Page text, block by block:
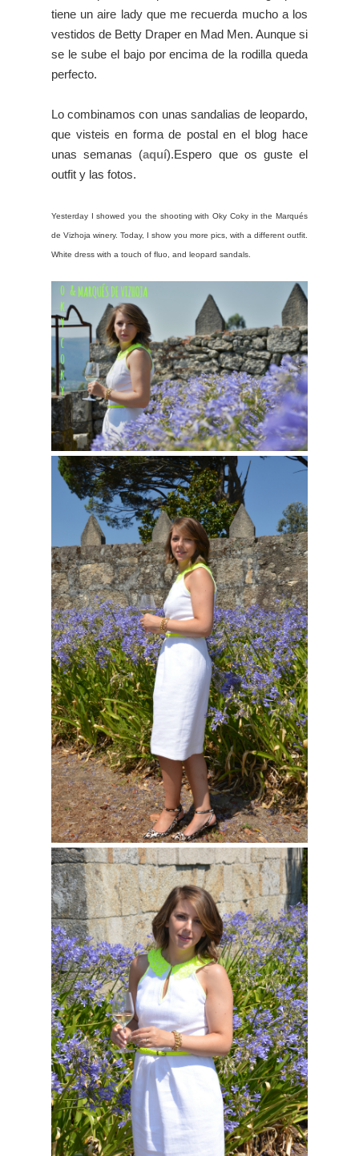
tiene un aire lady que me recuerda mucho a los
vestidos de Betty Draper en Mad Men. Aunque si
se le sube el bajo por encima de la rodilla queda
perfecto.
Lo combinamos con unas sandalias de leopardo,
que visteis en forma de postal en el blog hace
unas semanas (aquí).Espero que os guste el
outfit y las fotos.
Yesterday I showed you the shooting with Oky Coky in the Marqués
de Vizhoja winery. Today, I show you more pics, with a different outfit.
White dress with a touch of fluo, and leopard sandals.